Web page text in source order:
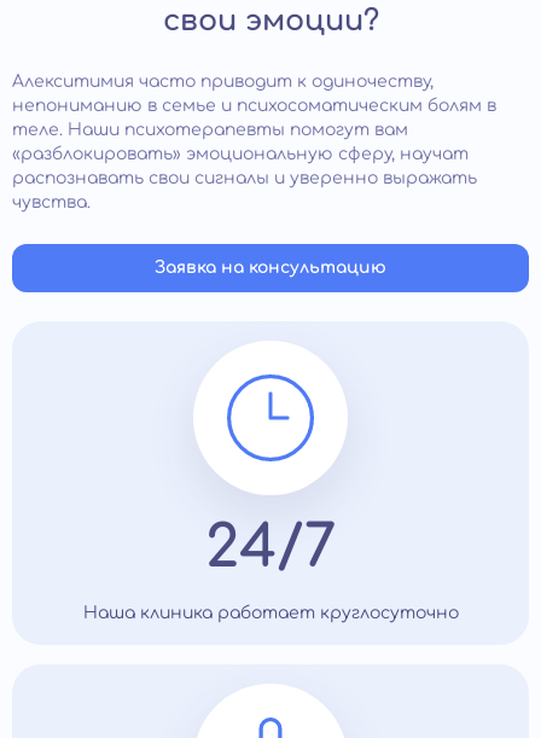
свои эмоции?
Алекситимия часто приводит к одиночеству,
непониманию в семье и психосоматическим болям в
теле. Наши психотерапевты помогут вам
«разблокировать» эмоциональную сферу, научат
распознавать свои сигналы и уверенно выражать
чувства.
Заявка на консультацию
24/7
Наша клиника работает круглосуточно